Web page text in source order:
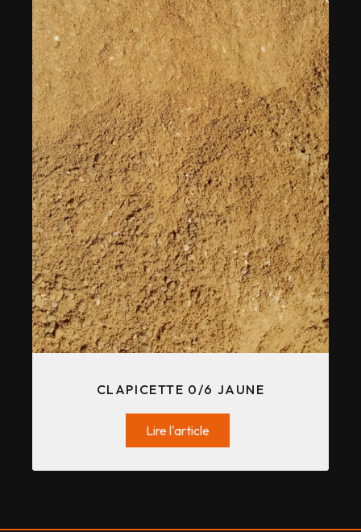
CLAPICETTE 0/6 JAUNE
Lire l'article